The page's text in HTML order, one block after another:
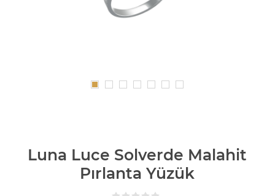
Luna Luce Solverde Malahit
Pırlanta Yüzük